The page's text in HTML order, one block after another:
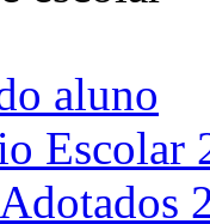
aluno
Escolar